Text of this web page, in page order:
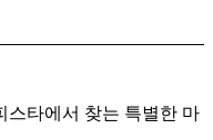
스타에서 찾는 특별한 마